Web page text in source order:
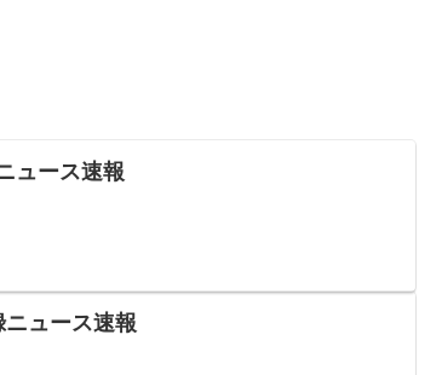
ュース速報
ュース速報